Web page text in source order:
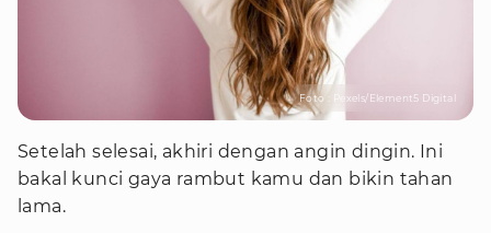
Foto : Pexels/Element5 Digital
Setelah selesai, akhiri dengan angin dingin. Ini
bakal kunci gaya rambut kamu dan bikin tahan
lama.